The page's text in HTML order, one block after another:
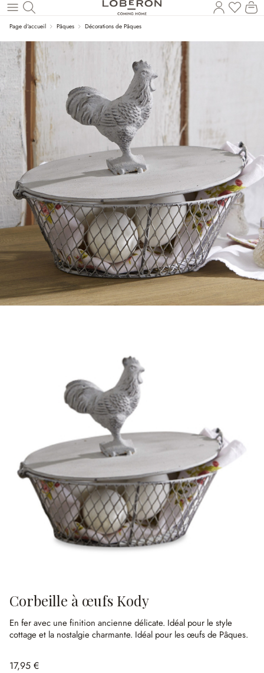
Revenir au contenu principal
Vous
Page d'accueil Pâques Décorations de Pâques
Corbeille à œufs Kody
En fer avec une finition ancienne délicate. Idéal pour le style
cottage et la nostalgie charmante. Idéal pour les œufs de Pâques.
17,95 €